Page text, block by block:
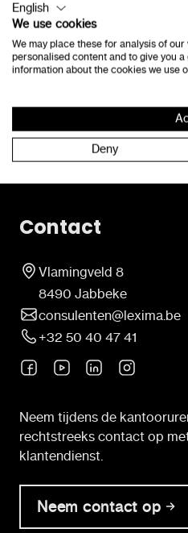
Contact
Vlamingveld 8
8490 Jabbeke
consulenten@lexima.be
+32 50 40 47 41
Neem tijdens de
rechtstreeks contact op
klantendienst.
Neem contact op
English
We use cookies
We may place these for analysis of
personalised content and to give you
information about the cookies we use
Deny